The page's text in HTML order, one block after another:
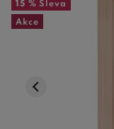
15 % Sleva
Akce